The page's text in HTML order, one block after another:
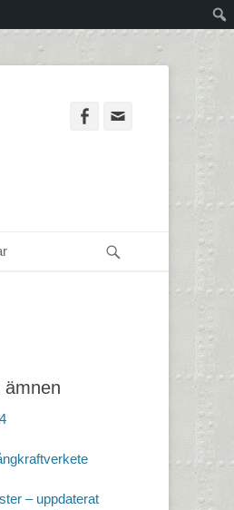
Facebook
ämnen
– uppdaterat